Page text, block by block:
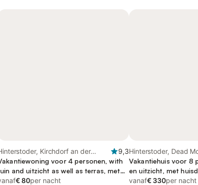
Kirchdorf an der
(Bezirk)
9,3
voor 4 personen, with
and uitzicht as well as terras, met
€ 80per nacht
Hinterstoder, Dead
Vakantiehuis voor 8
en uitzicht, met
vanaf€ 330per nacht